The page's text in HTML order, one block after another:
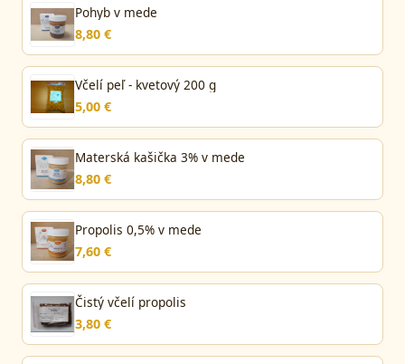
Pohyb v mede
8,80 €
Včelí peľ - kvetový 200 g
5,00 €
Materská kašička 3% v mede
8,80 €
Propolis 0,5% v mede
7,60 €
Čistý včelí propolis
3,80 €